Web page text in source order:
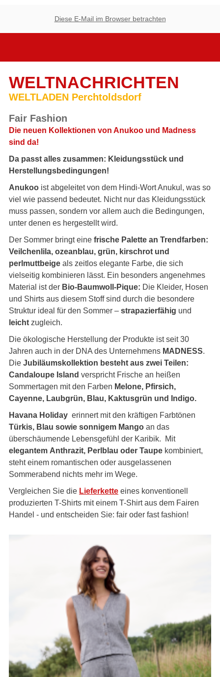
Diese E-Mail im Browser betrachten
WELTNACHRICHTEN
WELTLADEN Perchtoldsdorf
Fair Fashion
Die neuen Kollektionen von Anukoo und Madness
sind da!
Da passt alles zusammen: Kleidungsstück und
Herstellungsbedingungen!
Anukoo ist abgeleitet von dem Hindi-Wort Anukul, was so
viel wie passend bedeutet. Nicht nur das Kleidungsstück
muss passen, sondern vor allem auch die Bedingungen,
unter denen es hergestellt wird.
Der Sommer bringt eine frische Palette an Trendfarben:
Veilchenlila, ozeanblau, grün, kirschrot und
perlmuttbeige als zeitlos elegante Farbe, die sich
vielseitig kombinieren lässt. Ein besonders angenehmes
Material ist der Bio-Baumwoll-Pique: Die Kleider, Hosen
und Shirts aus diesem Stoff sind durch die besondere
Struktur ideal für den Sommer – strapazierfähig und
leicht zugleich.
Die ökologische Herstellung der Produkte ist seit 30
Jahren auch in der DNA des Unternehmens MADNESS.
Die Jubiläumskollektion besteht aus zwei Teilen:
Candaloupe Island verspricht Frische an heißen
Sommertagen mit den Farben Melone, Pfirsich,
Cayenne, Laubgrün, Blau, Kaktusgrün und Indigo.
Havana Holiday erinnert mit den kräftigen Farbtönen
Türkis, Blau sowie sonnigem Mango an das
überschäumende Lebensgefühl der Karibik. Mit
elegantem Anthrazit, Perlblau oder Taupe kombiniert,
steht einem romantischen oder ausgelassenen
Sommerabend nichts mehr im Wege.
Vergleichen Sie die Lieferkette eines konventionell
produzierten T-Shirts mit einem T-Shirt aus dem Fairen
Handel - und entscheiden Sie: fair oder fast fashion!